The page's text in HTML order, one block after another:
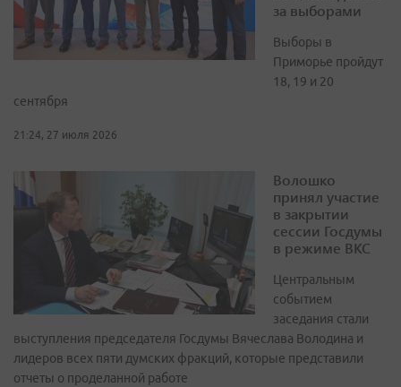
за выборами
Выборы в
Приморье пройдут
18, 19 и 20
сентября
21:24, 27 июля 2026
Волошко
принял участие
в закрытии
сессии Госдумы
в режиме ВКС
Центральным
событием
заседания стали
выступления председателя Госдумы Вячеслава Володина и
лидеров всех пяти думских фракций, которые представили
отчеты о проделанной работе